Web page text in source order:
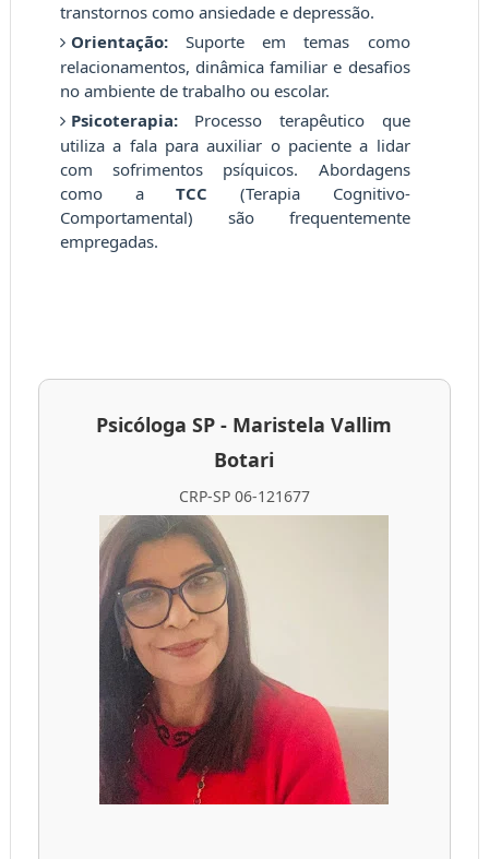
transtornos como ansiedade e depressão.
Orientação:Suporte em temas como
relacionamentos, dinâmica familiar e desafios
no ambiente de trabalho ou escolar.
Psicoterapia:Processo terapêutico que
utiliza a fala para auxiliar o paciente a lidar
com sofrimentos psíquicos. Abordagens
como aTCC (Terapia Cognitivo-
Comportamental) são frequentemente
empregadas.
Psicóloga SP - Maristela Vallim
Botari
CRP-SP 06-121677